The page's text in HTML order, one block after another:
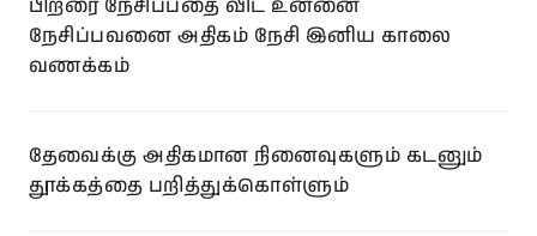
பிறரை நேசிப்பதை விட உன்னை
நேசிப்பவனை அதிகம் நேசி இனிய காலை
வணக்கம்
தேவைக்கு அதிகமான நினைவுகளும் கடனும்
தூக்கத்தை பறித்துக்கொள்ளும்